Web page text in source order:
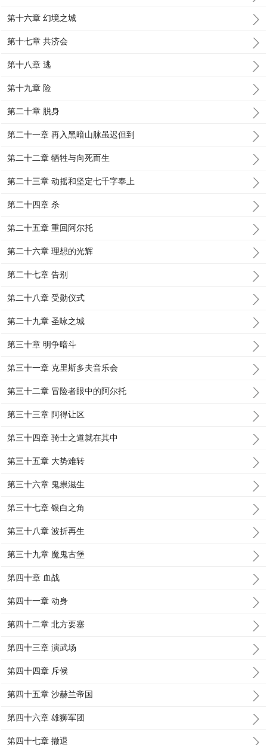
第十六章 幻境之城
第十七章 共济会
第十八章 逃
第十九章 险
第二十章 脱身
第二十一章 再入黑暗山脉虽迟但到
第二十二章 牺牲与向死而生
第二十三章 动摇和坚定七千字奉上
第二十四章 杀
第二十五章 重回阿尔托
第二十六章 理想的光辉
第二十七章 告别
第二十八章 受勋仪式
第二十九章 圣咏之城
第三十章 明争暗斗
第三十一章 克里斯多夫音乐会
第三十二章 冒险者眼中的阿尔托
第三十三章 阿得让区
第三十四章 骑士之道就在其中
第三十五章 大势难转
第三十六章 鬼祟滋生
第三十七章 银白之角
第三十八章 波折再生
第三十九章 魔鬼古堡
第四十章 血战
第四十一章 动身
第四十二章 北方要塞
第四十三章 演武场
第四十四章 斥候
第四十五章 沙赫兰帝国
第四十六章 雄狮军团
第四十七章 撤退